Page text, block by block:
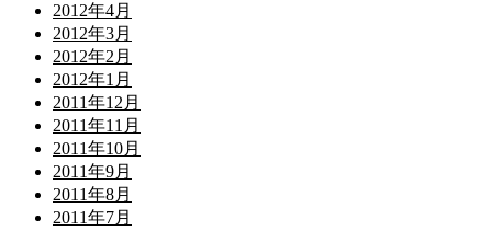
2012年4月
2012年3月
2012年2月
2012年1月
2011年12月
2011年11月
2011年10月
2011年9月
2011年8月
2011年7月